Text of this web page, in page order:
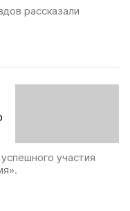
рассказали
участия